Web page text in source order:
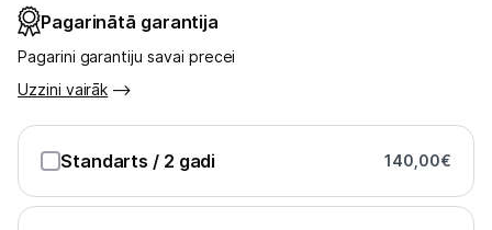
Informācija
Pagarinātā garantija
Pagarini garantiju savai precei
Uzzini vairāk
Standarts / 2 gadi 140,00€